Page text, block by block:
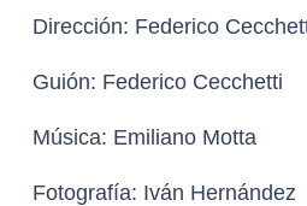
Dirección: Federico
Guión: Federico Cecchetti
Música: Emiliano Motta
Fotografía: Iván Hernández